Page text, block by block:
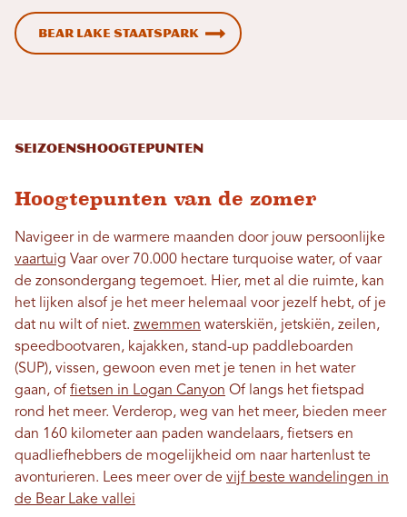
Bear Lake Staatspark
Seizoenshoogtepunten
Hoogtepunten van de zomer
Navigeer in de warmere maanden door jouw persoonlijke
vaartuig Vaar over 70.000 hectare turquoise water, of vaar
de zonsondergang tegemoet. Hier, met al die ruimte, kan
het lijken alsof je het meer helemaal voor jezelf hebt, of je
dat nu wilt of niet. zwemmen waterskiën, jetskiën, zeilen,
speedbootvaren, kajakken, stand-up paddleboarden
(SUP), vissen, gewoon even met je tenen in het water
gaan, of fietsen in Logan Canyon Of langs het fietspad
rond het meer. Verderop, weg van het meer, bieden meer
dan 160 kilometer aan paden wandelaars, fietsers en
quadliefhebbers de mogelijkheid om naar hartenlust te
avonturieren. Lees meer over de vijf beste wandelingen in
de Bear Lake vallei